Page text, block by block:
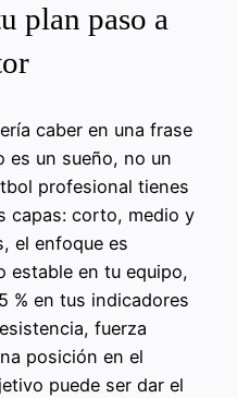
plan paso a
caber en una frase
es un sueño, no un
profesional tienes
capas: corto, medio y
el enfoque es
estable en tu equipo,
% en tus indicadores
fuerza
posición en el
puede ser dar el